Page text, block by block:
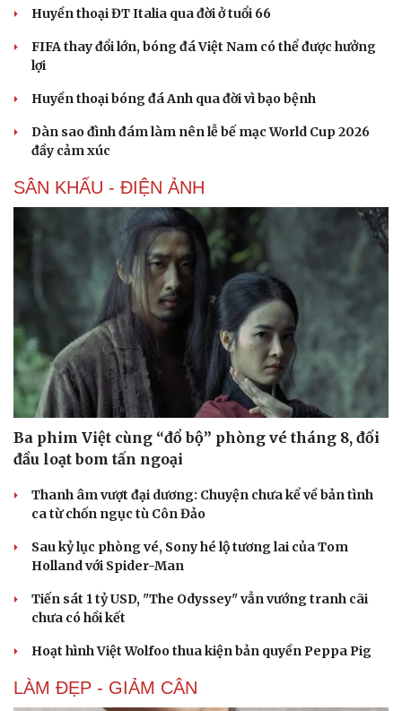
Sân khấu - Điện ảnh
Văn học
Âm nhạc
Di sản
Nghệ sĩ
Sao Việt
Huyền thoại ĐT Italia qua đời ở tuổi 66
FIFA thay đổi lớn, bóng đá Việt Nam có thể được hưởng
lợi
Huyền thoại bóng đá Anh qua đời vì bạo bệnh
Dàn sao đình đám làm nên lễ bế mạc World Cup 2026
đầy cảm xúc
SÂN KHẤU - ĐIỆN ẢNH
Ba phim Việt cùng “đổ bộ” phòng vé tháng 8, đối
đầu loạt bom tấn ngoại
Thanh âm vượt đại dương: Chuyện chưa kể về bản tình
ca từ chốn ngục tù Côn Đảo
Sau kỷ lục phòng vé, Sony hé lộ tương lai của Tom
Holland với Spider-Man
Tiến sát 1 tỷ USD, "The Odyssey" vẫn vướng tranh cãi
chưa có hồi kết
Hoạt hình Việt Wolfoo thua kiện bản quyền Peppa Pig
LÀM ĐẸP - GIẢM CÂN